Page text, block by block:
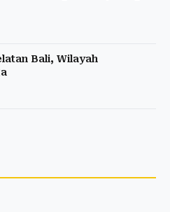
Bali, Wilayah